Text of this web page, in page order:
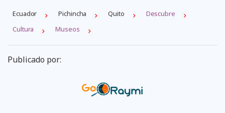
Ecuador Pichincha Quito
Descubre
Cultura
Museos
Publicado por: